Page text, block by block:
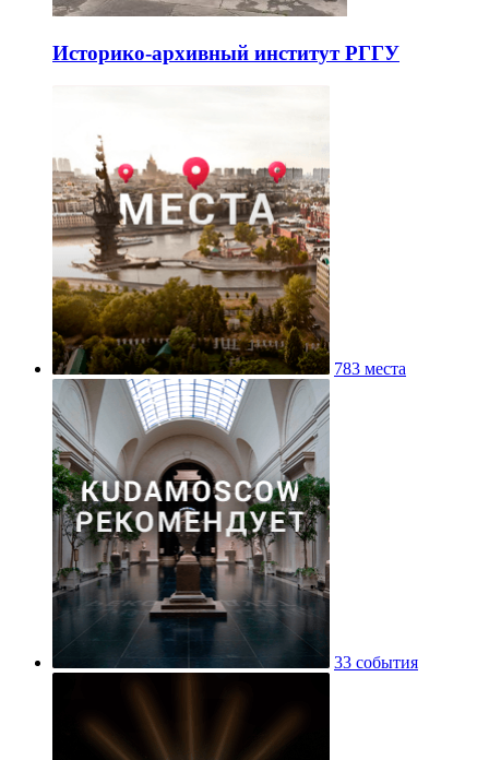
Историко-архивный институт РГГУ
783 места
33 события